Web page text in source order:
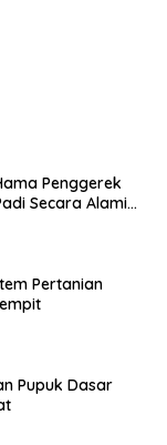
Penggerek
Secara Alami
Pertanian
Pupuk Dasar